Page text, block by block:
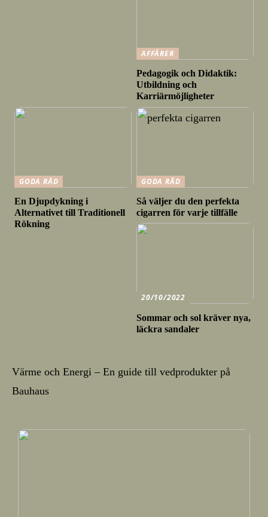
AFFÄRER
Pedagogik och Didaktik:
Utbildning och
Karriärmöjligheter
GODA RÅD
En Djupdykning i
Alternativet till Traditionell
Rökning
GODA RÅD
Så väljer du den perfekta
cigarren för varje tillfälle
20/10/2022
Sommar och sol kräver nya,
läckra sandaler
Värme och Energi – En guide till vedprodukter på
Bauhaus